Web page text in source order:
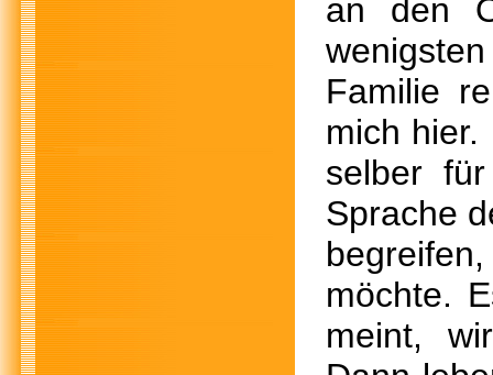
an den
Familie
mich
selber
Sprache
möchte.
meint,